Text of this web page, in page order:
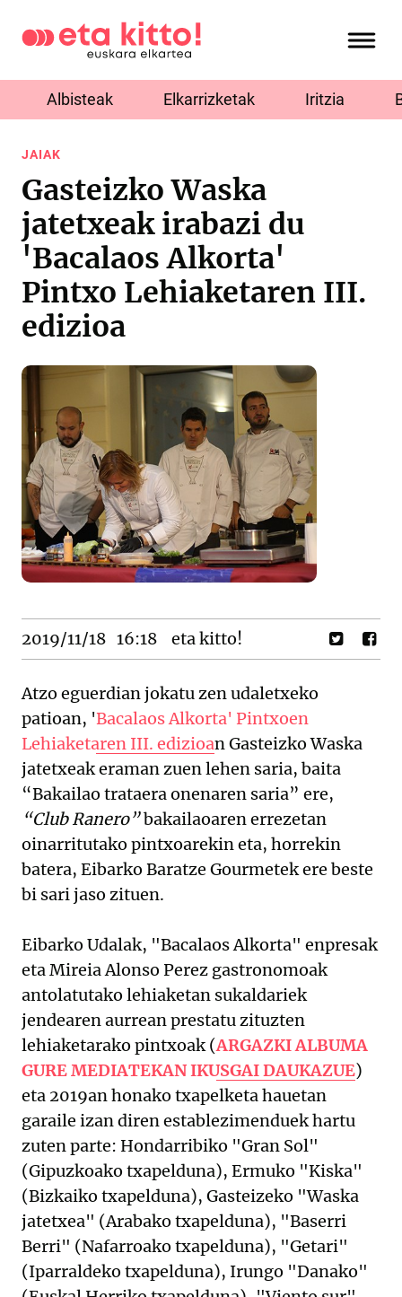
Albisteak Elkarrizketak Iritzia
JAIAK
Gasteizko Waska
jatetxeak irabazi du
'Bacalaos Alkorta'
Pintxo Lehiaketaren III.
edizioa
2019/11/18 16:18 eta kitto!
Atzo eguerdian jokatu zen udaletxeko
patioan, 'Bacalaos Alkorta' Pintxoen
Lehiaketaren III. edizioan Gasteizko Waska
jatetxeak eraman zuen lehen saria, baita
“Bakailao trataera onenaren saria” ere,
“Club Ranero”bakailaoaren errezetan
oinarritutako pintxoarekin eta, horrekin
batera, Eibarko Baratze Gourmetek ere beste
bi sari jaso zituen.
Eibarko Udalak, "Bacalaos Alkorta" enpresak
eta Mireia Alonso Perez gastronomoak
antolatutako lehiaketan sukaldariek
jendearen aurrean prestatu zituzten
lehiaketarako pintxoak (ARGAZKI ALBUMA
GURE MEDIATEKAN IKUSGAI DAUKAZUE)
eta 2019an honako txapelketa hauetan
garaile izan diren establezimenduek hartu
zuten parte: Hondarribiko "Gran Sol"
(Gipuzkoako txapelduna), Ermuko "Kiska"
(Bizkaiko txapelduna), Gasteizeko "Waska
jatetxea" (Arabako txapelduna), "Baserri
Berri" (Nafarroako txapelduna), "Getari"
(Iparraldeko txapelduna), Irungo "Danako"